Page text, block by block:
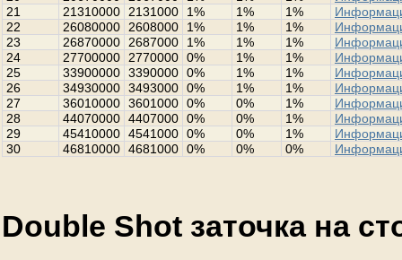
21
21310000 2131000 1% 1% 1%
22
26080000 2608000 1% 1% 1%
23
26870000 2687000 1% 1% 1%
24
27700000 2770000 0% 1% 1%
25
33900000 3390000 0% 1% 1%
26
34930000 3493000 0% 1% 1%
27
36010000 3601000 0% 0% 1%
28
44070000 4407000 0% 0% 1%
29
45410000 4541000 0% 0% 1%
30
46810000 4681000 0% 0% 0%
Double Shot заточка на